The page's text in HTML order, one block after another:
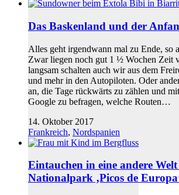
Das Baskenland und der
Alles geht irgendwann mal zu Ende, so
Zwar liegen noch gut 1 ½ Wochen Zeit
langsam schalten auch wir aus dem
und mehr in den Autopiloten. Oder
an, die Tage rückwärts zu zählen und
Google zu befragen, welche Routen…
14. Oktober 2017
Frankreich, Nordspanien
Eintauchen in eine andere
Nationalpark ‚Picos de